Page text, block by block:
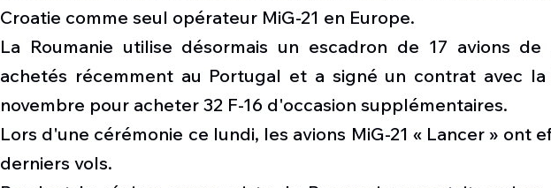
Croatie comme seul opérateur MiG-21 en Europe.
La Roumanie utilise désormais un escadron de 17 avions de
achetés récemment au Portugal et a signé un contrat avec la
novembre pour acheter 32 F-16 d'occasion supplémentaires.
Lors d'une cérémonie ce lundi, les avions MiG-21 « Lancer » ont
derniers vols.